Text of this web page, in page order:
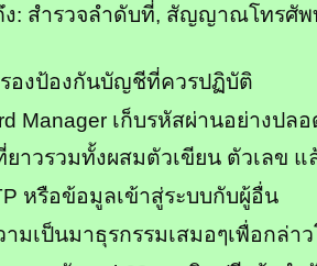
ง: สำรวจลำดับที่, สัญญาณโทรศั
องป้องกันบัญชีที่ควรปฏิบัติ
Manager เก็บรหัสผ่านอย่างปล
ยาวรวมทั้งผสมตัวเขียน ตัวเลข
หรือข้อมูลเข้าสู่ระบบกับผู้อื่น
มเป็นมาธุรกรรมเสมอๆเพื่อกล่า